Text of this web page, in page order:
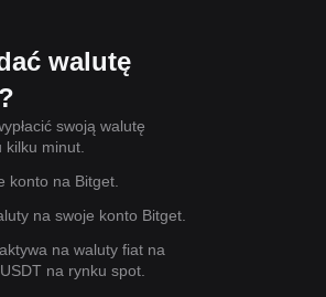
walutę
swoją walutę
minut.
konto na Bitget.
na swoje konto Bitget.
na waluty fiat na
na rynku spot.